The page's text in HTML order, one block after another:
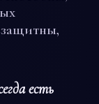
есть